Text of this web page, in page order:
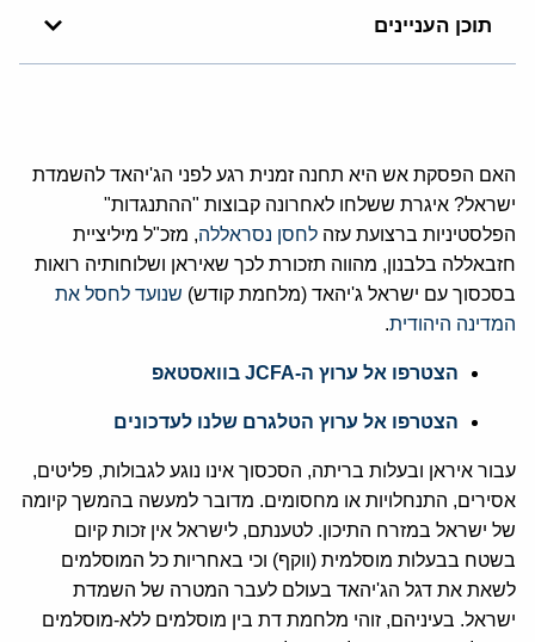
תוכן העניינים
האם הפסקת אש היא תחנה זמנית רגע לפני הג'יהאד להשמדת
ישראל? איגרת ששלחו לאחרונה קבוצות "ההתנגדות"
הפלסטיניות ברצועת עזה לחסן נסראללה, מזכ"ל מיליציית
חזבאללה בלבנון, מהווה תזכורת לכך שאיראן ושלוחותיה רואות
בסכסוך עם ישראל ג'יהאד (מלחמת קודש) שנועד לחסל את
המדינה היהודית.
הצטרפו אל ערוץ ה-JCFA בוואסטאפ
הצטרפו אל ערוץ הטלגרם שלנו לעדכונים
עבור איראן ובעלות בריתה, הסכסוך אינו נוגע לגבולות, פליטים,
אסירים, התנחלויות או מחסומים. מדובר למעשה בהמשך קיומה
של ישראל במזרח התיכון. לטענתם, לישראל אין זכות קיום
בשטח בבעלות מוסלמית (ווקף) וכי באחריות כל המוסלמים
לשאת את דגל הג'יהאד בעולם לעבר המטרה של השמדת
ישראל. בעיניהם, זוהי מלחמת דת בין מוסלמים ללא-מוסלמים